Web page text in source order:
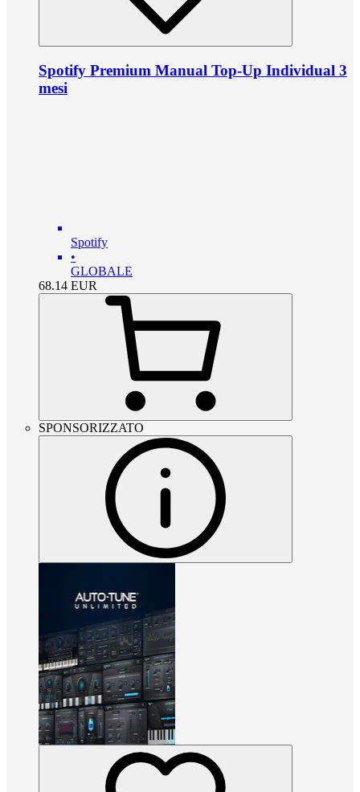
Spotify Premium Manual Top-Up Individual 3
mesi
Spotify
•
GLOBALE
68.14 EUR
SPONSORIZZATO